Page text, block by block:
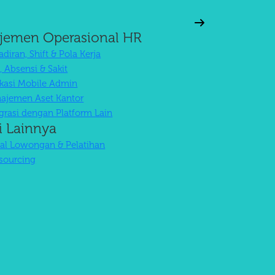
Operasional HR
Shift & Pola Kerja
Absensi & Sakit
Mobile Admin
Aset Kantor
dengan Platform Lain
Lainnya
Lowongan & Pelatihan
Pelayanan Pelanggan